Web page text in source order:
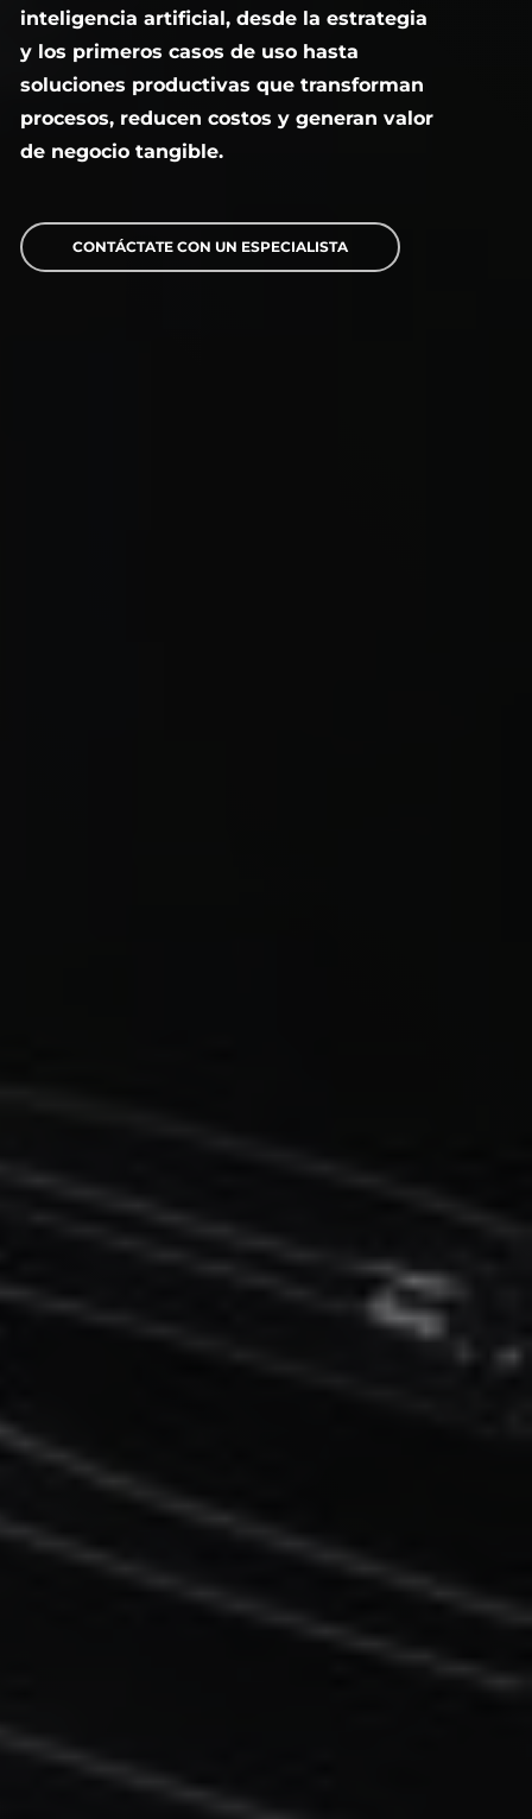
inteligencia artificial, desde la estrategia
y los primeros casos de uso hasta
soluciones productivas que transforman
procesos, reducen costos y generan valor
de negocio tangible.
CONTÁCTATE CON UN ESPECIALISTA